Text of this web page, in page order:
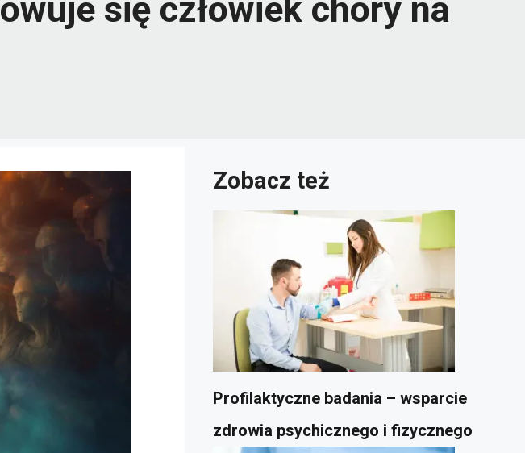
się człowiek chory na
Zobacz też
Profilaktyczne badania – wsparcie
zdrowia psychicznego i fizycznego